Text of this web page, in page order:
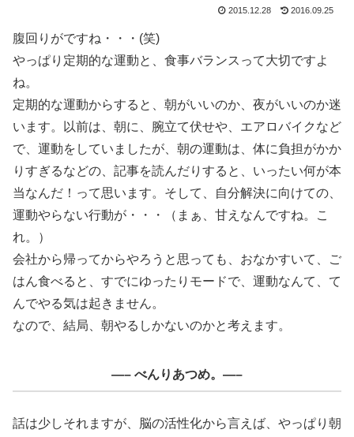
2015.12.28 2016.09.25
腹回りがですね・・・(笑)
やっぱり定期的な運動と、食事バランスって大切ですよ
ね。
定期的な運動からすると、朝がいいのか、夜がいいのか迷
います。以前は、朝に、腕立て伏せや、エアロバイクなど
で、運動をしていましたが、朝の運動は、体に負担がかか
りすぎるなどの、記事を読んだりすると、いったい何が本
当なんだ！って思います。そして、自分解決に向けての、
運動やらない行動が・・・（まぁ、甘えなんですね。こ
れ。）
会社から帰ってからやろうと思っても、おなかすいて、ご
はん食べると、すでにゆったりモードで、運動なんて、て
んでやる気は起きません。
なので、結局、朝やるしかないのかと考えます。
—– べんりあつめ。—–
話は少しそれますが、脳の活性化から言えば、やっぱり朝